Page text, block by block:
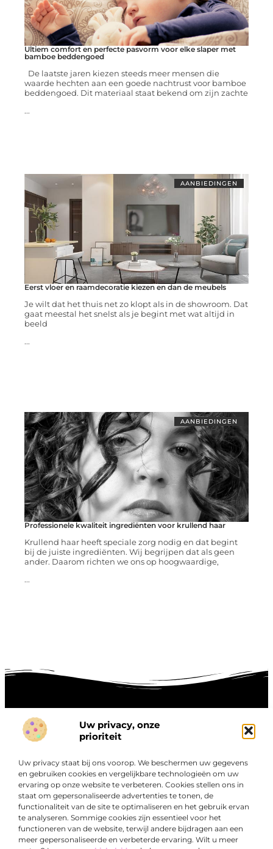
Uw privacy, onze
prioriteit
Uw privacy staat bij ons voorop. We beschermen uw gegevens
en gebruiken cookies en vergelijkbare technologieën om uw
ervaring op onze website te verbeteren. Cookies stellen ons in
staat om gepersonaliseerde advertenties te tonen, de
functionaliteit van de site te optimaliseren en het gebruik ervan
te analyseren. Sommige cookies zijn essentieel voor het
functioneren van de website, terwijl andere bijdragen aan een
meer gepersonaliseerde en verbeterde ervaring. Wilt u meer
Ultiem comfort en perfecte pasvorm voor elke slaper met
bamboe beddengoed
De laatste jaren kiezen steeds meer mensen die
waarde hechten aan een goede nachtrust voor bamboe
beddengoed. Dit materiaal staat bekend om zijn zachte
...
AANBIEDINGEN
Eerst vloer en raamdecoratie kiezen en dan de meubels
Je wilt dat het thuis net zo klopt als in de showroom. Dat
gaat meestal het snelst als je begint met wat altijd in
beeld
...
AANBIEDINGEN
Professionele kwaliteit ingrediënten voor krullend haar
Krullend haar heeft speciale zorg nodig en dat begint
bij de juiste ingrediënten. Wij begrijpen dat als geen
ander. Daarom richten we ons op hoogwaardige,
...
Over
Bedrijf
“Ontdek een wereld van boeiende blogs en artikelen die
je zowel inspireren als informeren.”
Bij Exclusiefbedrijf.nl draait alles om het leveren van
kwalitatieve inzichten en verhalen die jouw dagelijks leven
verrijken en je uitdagen om verder te denken.
Onze informatie